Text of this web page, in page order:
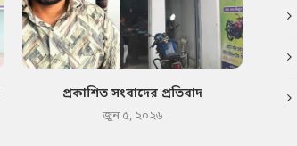
প্রকাশিত সংবাদের প্রতিবাদ
জুন ৫, ২০২৬